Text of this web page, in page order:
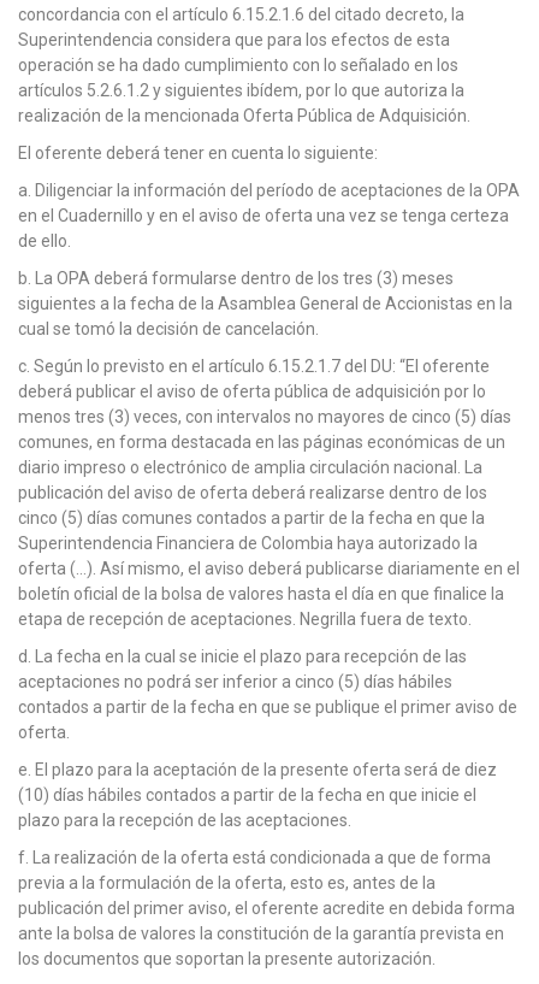
concordancia con el artículo 6.15.2.1.6 del citado decreto, la
Superintendencia considera que para los efectos de esta
operación se ha dado cumplimiento con lo señalado en los
artículos 5.2.6.1.2 y siguientes ibídem, por lo que autoriza la
realización de la mencionada Oferta Pública de Adquisición.
El oferente deberá tener en cuenta lo siguiente:
a. Diligenciar la información del período de aceptaciones de la OPA
en el Cuadernillo y en el aviso de oferta una vez se tenga certeza
de ello.
b. La OPA deberá formularse dentro de los tres (3) meses
siguientes a la fecha de la Asamblea General de Accionistas en la
cual se tomó la decisión de cancelación.
c. Según lo previsto en el artículo 6.15.2.1.7 del DU: “El oferente
deberá publicar el aviso de oferta pública de adquisición por lo
menos tres (3) veces, con intervalos no mayores de cinco (5) días
comunes, en forma destacada en las páginas económicas de un
diario impreso o electrónico de amplia circulación nacional. La
publicación del aviso de oferta deberá realizarse dentro de los
cinco (5) días comunes contados a partir de la fecha en que la
Superintendencia Financiera de Colombia haya autorizado la
oferta (…). Así mismo, el aviso deberá publicarse diariamente en el
boletín oficial de la bolsa de valores hasta el día en que finalice la
etapa de recepción de aceptaciones. Negrilla fuera de texto.
d. La fecha en la cual se inicie el plazo para recepción de las
aceptaciones no podrá ser inferior a cinco (5) días hábiles
contados a partir de la fecha en que se publique el primer aviso de
oferta.
e. El plazo para la aceptación de la presente oferta será de diez
(10) días hábiles contados a partir de la fecha en que inicie el
plazo para la recepción de las aceptaciones.
f. La realización de la oferta está condicionada a que de forma
previa a la formulación de la oferta, esto es, antes de la
publicación del primer aviso, el oferente acredite en debida forma
ante la bolsa de valores la constitución de la garantía prevista en
los documentos que soportan la presente autorización.